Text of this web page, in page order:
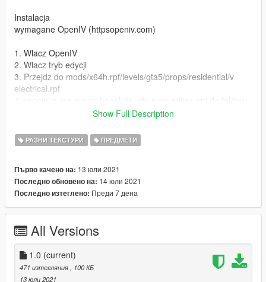
Instalacja
wymagane OpenIV (httpsopeniv.com)
1. Wlacz OpenIV
2. Wlacz tryb edycji
3. Przejdz do mods/x64h.rpf/levels/gta5/props/residential/v
electrical.rpf
a nastepnie zastap pliki
ENG
Paintjob for thing 'microphonel' in variant polish TV station
'TVN'
Model Rockstar
Photos Mvodi, Michciu, Mateusz J
contact nbbb1265@gmail.com, discord.ggheKbS62qbbr
Instalation
required OpenIV (httpsopeniv.com)
Show Full Description
РАЗНИ ТЕКСТУРИ ПРЕДМЕТИ
Първо качено на: 13 юли 2021
Последно обновено на: 14 юли 2021
Последно изтеглено: Преди 7 дена
All Versions
1.0 (current)
471 изтегляния
, 100 КБ
13 юли 2021